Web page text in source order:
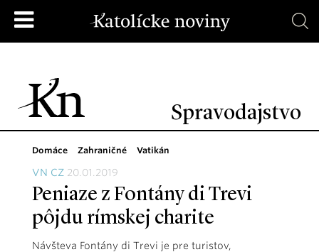
Spravodajstvo
Domáce Zahraničné Vatikán
VN CZ 20.01.2019
Peniaze z Fontány di Trevi
pôjdu rímskej charite
Návšteva Fontány di Trevi je pre turistov,